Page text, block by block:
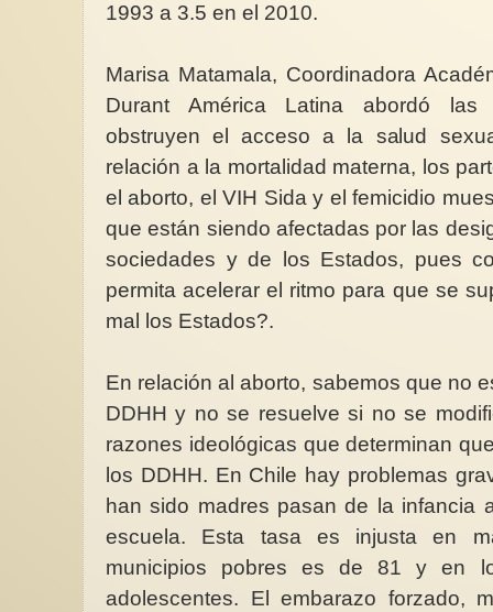
1993 a 3.5 en el 2010.
Marisa Matamala, Coordinadora
Durant América Latina abordó las
obstruyen el acceso a la salud
relación a la mortalidad materna, los
el aborto, el VIH Sida y el femicidio
que están siendo afectadas por las
sociedades y de los Estados, pues
permita acelerar el ritmo para que se
mal los Estados?.
En relación al aborto, sabemos que no
DDHH y no se resuelve si no se
razones ideológicas que determinan
los DDHH. En Chile hay problemas
han sido madres pasan de la infancia
escuela. Esta tasa es injusta en
municipios pobres es de 81 y en
adolescentes. El embarazo forzado,